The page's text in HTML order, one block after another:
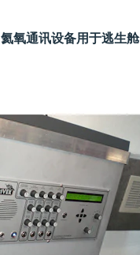
氦氧通讯设备用于逃生舱